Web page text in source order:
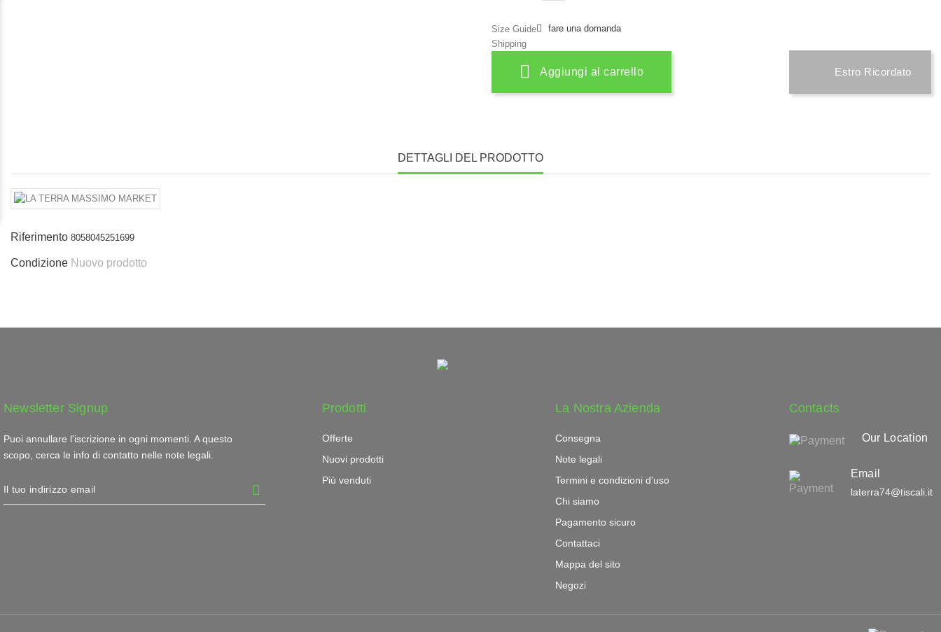
Size Guide
Shipping
fare una domanda
Aggiungi al carrello Estro Ricordato
DETTAGLI DEL PRODOTTO
Riferimento 8058045251699
Condizione Nuovo prodotto
Newsletter Signup
Puoi annullare l'iscrizione in ogni momenti. A questo
scopo, cerca le info di contatto nelle note legali.
Prodotti
Offerte
Nuovi prodotti
Più venduti
La Nostra Azienda
Consegna
Note legali
Termini e condizioni d'uso
Chi siamo
Pagamento sicuro
Contattaci
Mappa del sito
Negozi
Contacts
Our Location
Email
laterra74@tiscali.it